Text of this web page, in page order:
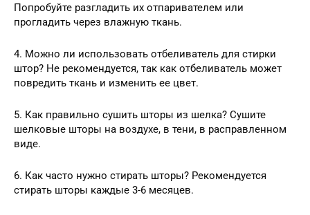
Попробуйте разгладить их отпаривателем или
прогладить через влажную ткань.
4. Можно ли использовать отбеливатель для стирки
штор? Не рекомендуется, так как отбеливатель может
повредить ткань и изменить ее цвет.
5. Как правильно сушить шторы из шелка? Сушите
шелковые шторы на воздухе, в тени, в расправленном
виде.
6. Как часто нужно стирать шторы? Рекомендуется
стирать шторы каждые 3-6 месяцев.